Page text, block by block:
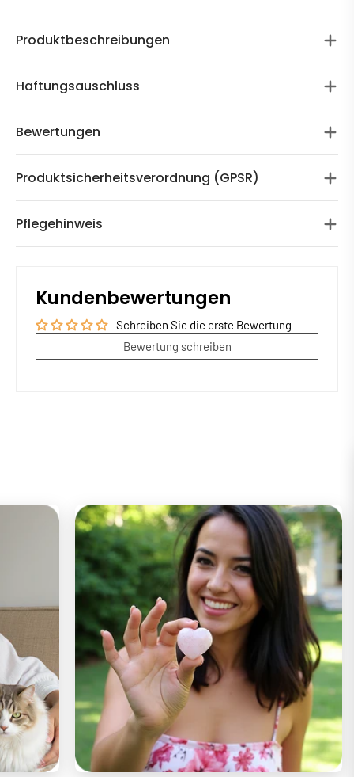
Produktbeschreibungen
Haftungsauschluss
Bewertungen
Produktsicherheitsverordnung (GPSR)
Pflegehinweis
Kundenbewertungen
Schreiben Sie die erste Bewertung
Bewertung schreiben